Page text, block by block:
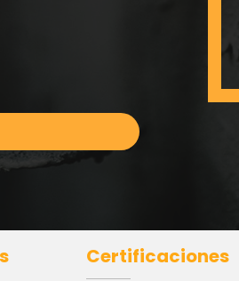
Certificaciones